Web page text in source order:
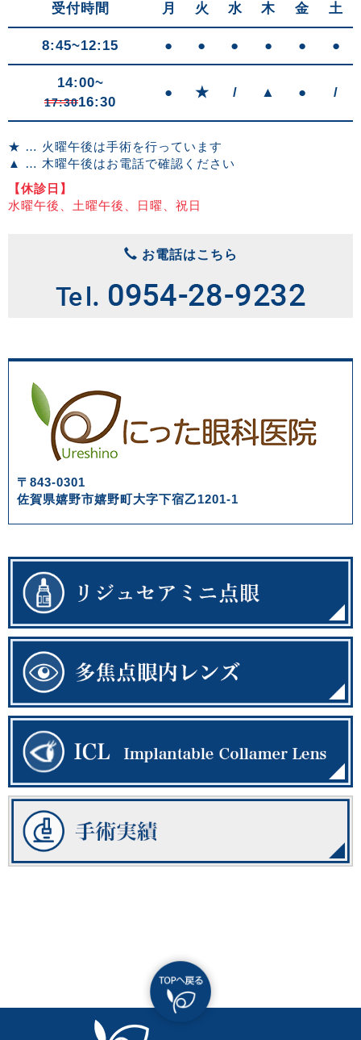
受付時間 月 火 水 木 金 土
8:45~12:15 ● ● ● ● ● ●
14:00~
17:3016:30
● ★ / ▲ ● /
★ … 火曜午後は手術を行っています
▲ … 木曜午後はお電話で確認ください
【休診日】
水曜午後、土曜午後、日曜、祝日
お電話はこちら
〒843-0301
佐賀県嬉野市嬉野町大字下宿乙1201-1